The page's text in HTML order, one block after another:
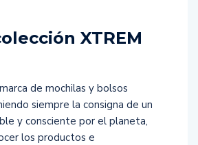
XTREM
de mochilas y bolsos
siempre la consigna de un
y consciente por el planeta,
los productos e